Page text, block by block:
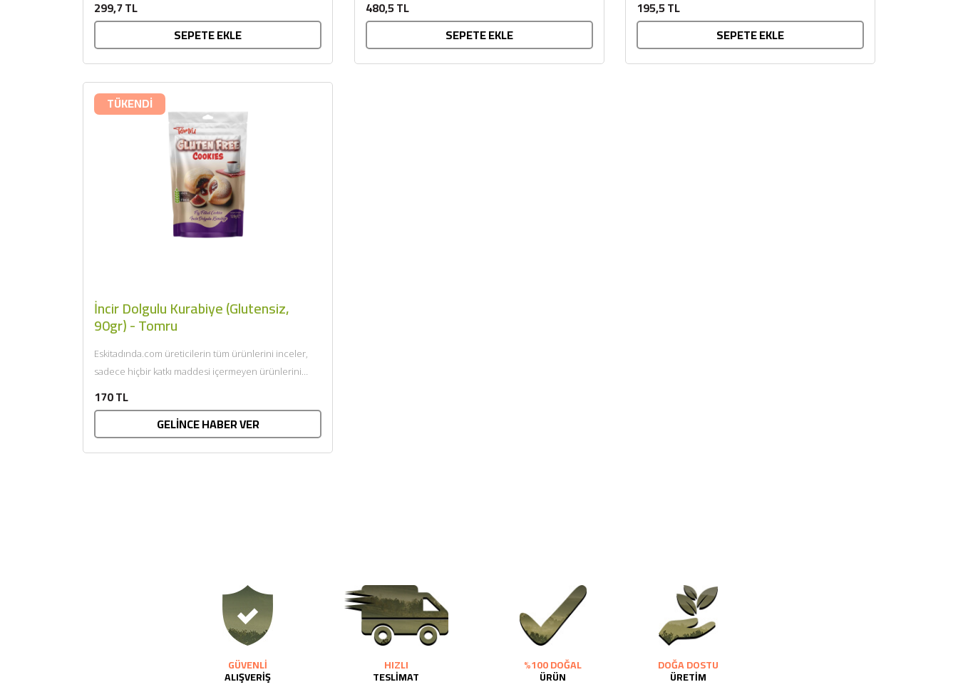
299,7 TL
SEPETE EKLE
içermez. GDO...
480,5 TL
SEPETE EKLE
içermez. GDO...
195,5 TL
SEPETE EKLE
TÜKENDİ
İncir Dolgulu Kurabiye (Glutensiz,
90gr) - Tomru
Eskitadında.com üreticilerin tüm ürünlerini inceler,
sadece hiçbir katkı maddesi içermeyen ürünlerini
170 TL
GELİNCE HABER VER
GÜVENLİ
ALIŞVERİŞ
HIZLI
TESLİMAT
%100 DOĞAL
ÜRÜN
DOĞA DOSTU
ÜRETİM